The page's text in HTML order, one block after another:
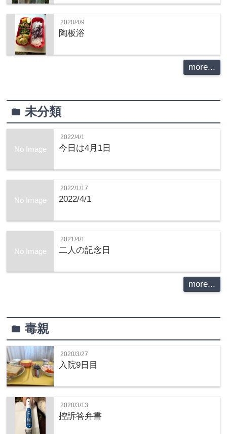
2020/4/9
陶板浴
more...
folder未分類
No Image
2022/4/1
今日は4月1日
No Image
2022/1/17
2022/4/1
No Image
2021/4/1
二人の記念日
more...
folder毒親
2020/3/27
入院9日目
2020/3/13
控訴答弁書